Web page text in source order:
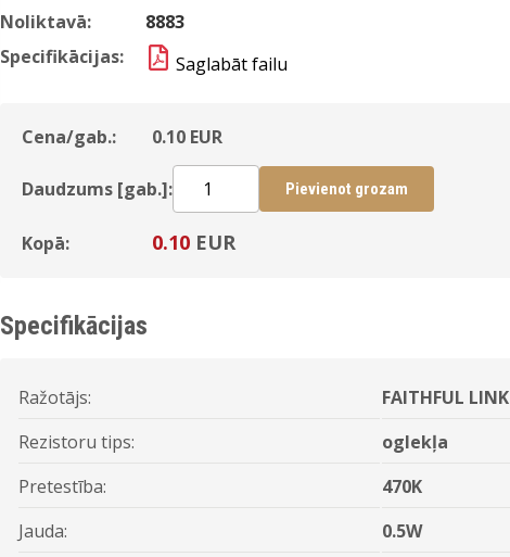
Noliktavā:
8883
Specifikācijas:
Saglabāt failu
Cena/gab.: 0.10 EUR
Daudzums [gab.]: Pievienot grozam
Kopā: 0.10 EUR
Specifikācijas
Ražotājs:
FAITHFUL LINK
Rezistoru tips:
oglekļa
Pretestība:
470K
Jauda:
0.5W